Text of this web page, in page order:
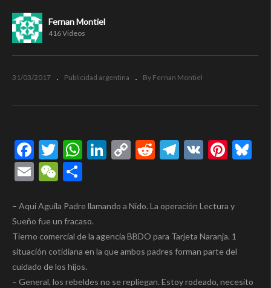
Fernan Montiel
416 Videos
31/03/2017 Publicidad argentina By Fernan Montiel
Facebook
Twitter
WhatsApp
LinkedIn
CopyRedditTelegram
VK
EmailWeChat
– Aqui Aguila Padre llamando a Nido. La operación Lectura y
Sueño fue un fracaso.
Tierno comercial de la agencia BBDO para Tarjeta Naranja. 1
situación cotidiana en la que ambos padres forman parte del
cuidado de los hijos.
– General, los rebeldes no se repliegan. Estoy rodeado, necesito